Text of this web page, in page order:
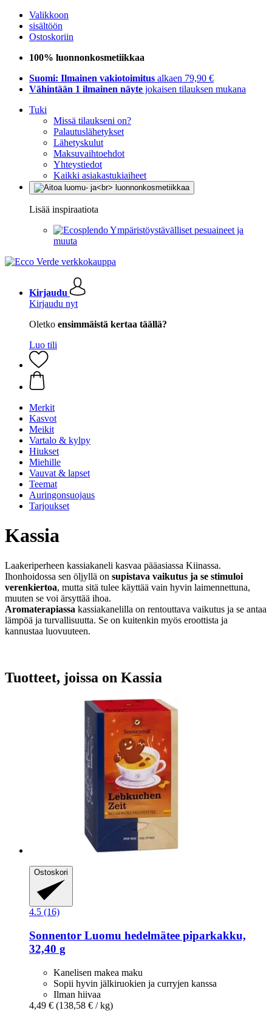
Valikkoon
sisältöön
Ostoskoriin
100% luonnonkosmetiikkaa
Suomi: Ilmainen vakiotoimitus alkaen 79,90 €
Vähintään 1 ilmainen näyte jokaisen tilauksen mukana
Tuki
Missä tilaukseni on?
Palautuslähetykset
Lähetyskulut
Maksuvaihtoehdot
Yhteystiedot
Kaikki asiakastukiaiheet
Lisää inspiraatiota
Ympäristöystävälliset pesuaineet ja
muuta
Kirjaudu
Kirjaudu nyt
Oletko ensimmäistä kertaa täällä?
Luo tili
Merkit
Kasvot
Meikit
Vartalo & kylpy
Hiukset
Miehille
Vauvat & lapset
Teemat
Auringonsuojaus
Tarjoukset
Kassia
Laakeriperheen kassiakaneli kasvaa pääasiassa Kiinassa.
Ihonhoidossa sen öljyllä on supistava vaikutus ja se stimuloi
verenkiertoa, mutta sitä tulee käyttää vain hyvin laimennettuna,
muuten se voi ärsyttää ihoa.
Aromaterapiassa kassiakanelilla on rentouttava vaikutus ja se antaa
lämpöä ja turvallisuutta. Se on kuitenkin myös eroottista ja
kannustaa luovuuteen.
Tuotteet, joissa on Kassia
Ostoskori
4.5 (16)
Sonnentor Luomu hedelmätee piparkakku,
32,40 g
Kanelisen makea maku
Sopii hyvin jälkiruokien ja curryjen kanssa
Ilman hiivaa
4,49 € (138,58 € / kg)